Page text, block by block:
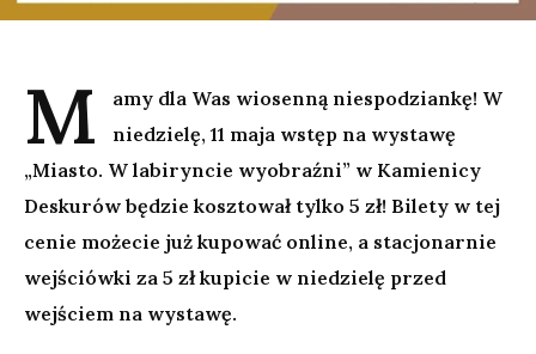
M
amy dla Was wiosenną niespodziankę! W
niedzielę, 11 maja wstęp na wystawę
„Miasto. W labiryncie wyobraźni” w Kamienicy
Deskurów będzie kosztował tylko 5 zł! Bilety w tej
cenie możecie już kupować online, a stacjonarnie
wejściówki za 5 zł kupicie w niedzielę przed
wejściem na wystawę.